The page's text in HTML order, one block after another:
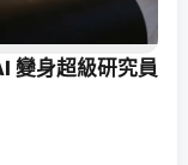
變身超級研究員